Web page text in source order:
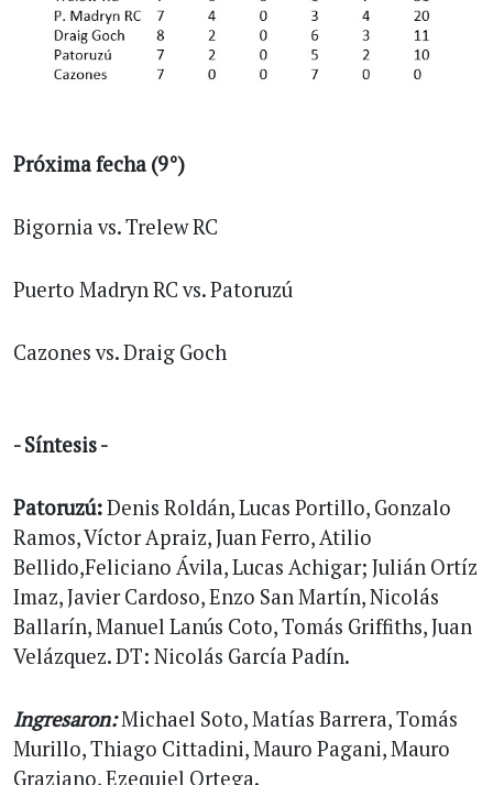
Próxima fecha (9°)
Bigornia vs. Trelew RC
Puerto Madryn RC vs. Patoruzú
Cazones vs. Draig Goch
- Síntesis -
Patoruzú:Denis Roldán, Lucas Portillo, Gonzalo
Ramos, Víctor Apraiz, Juan Ferro, Atilio
Bellido,Feliciano Ávila, Lucas Achigar; Julián Ortíz
Imaz, Javier Cardoso, Enzo San Martín, Nicolás
Ballarín, Manuel Lanús Coto, Tomás Griffiths, Juan
Velázquez. DT: Nicolás García Padín.
Ingresaron:Michael Soto, Matías Barrera, Tomás
Murillo, Thiago Cittadini, Mauro Pagani, Mauro
Graziano, Ezequiel Ortega.